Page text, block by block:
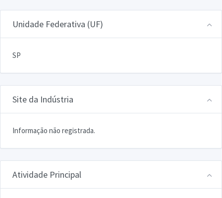
Unidade Federativa (UF)
SP
Site da Indústria
Informação não registrada.
Atividade Principal